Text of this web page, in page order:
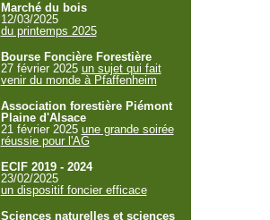
Marché du bois
12/03/2025
du printemps 2025
Bourse Foncière Forestière
27 février 2025 un sujet qui fait
venir du monde à Pfaffenheim
Association forestière Piémont
Plaine d'Alsace
21 février 2025 une grande soirée
réussie pour l'AG
ECIF 2019 - 2024
23/02/2025
un dispositif foncier efficace
Sciences naturelles et sciences